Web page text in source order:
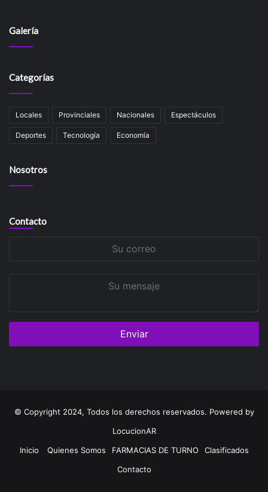
Galería
Categorías
Locales Provinciales Nacionales Espectáculos
Deportes Tecnología Economía
Nosotros
Contacto
© Copyright 2024, Todos los derechos reservados. Powered by
LocucionAR
Inicio
Quienes Somos FARMACIAS DE TURNO
Clasificados
Contacto